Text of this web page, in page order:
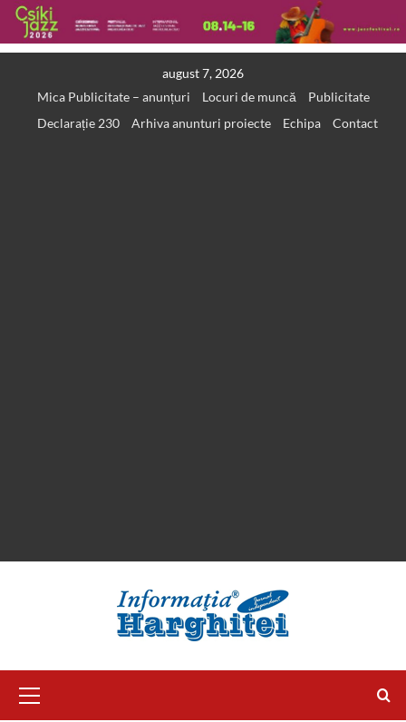
august 7, 2026
Mica Publicitate – anunțuri
Locuri de muncă
Publicitate
Declarație 230
Arhiva anunturi proiecte Echipa Contact
Menu